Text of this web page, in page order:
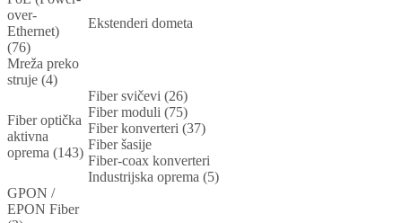
over-
Ethernet)
(76)
Ekstenderi dometa
Mreža preko
struje (4)
Fiber optička
aktivna
oprema (143)
Fiber svičevi (26)
Fiber moduli (75)
Fiber konverteri (37)
Fiber šasije
Fiber-coax konverteri
Industrijska oprema (5)
GPON /
EPON Fiber